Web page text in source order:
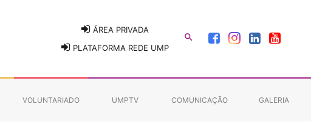
ÁREA PRIVADA
PLATAFORMA REDE UMP

VOLUNTARIADO UMPTV COMUNICAÇÃO GALERIA